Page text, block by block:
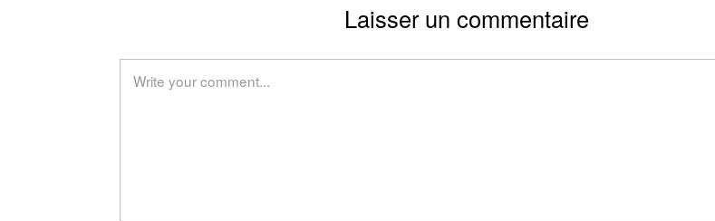
Laisser un commentaire